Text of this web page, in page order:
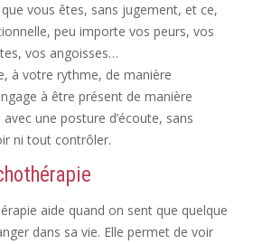
vous êtes, sans jugement, et ce,
peu importe vos peurs, vos
vos angoisses…
à votre rythme, de manière
à être présent de manière
une posture d’écoute, sans
ni tout contrôler.
aide quand on sent que quelque
dans sa vie. Elle permet de voir